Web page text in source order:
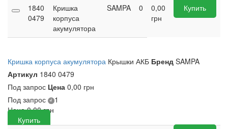
1840
0479
Кришка
корпуса
акумулятора
SAMPA 0
0,00
грн
Купить
Кришка корпуса акумулятора Крышки АКБ Бренд SAMPA
Артикул 1840 0479
Под запрос Цена 0,00 грн
Под запрос
1
Цена 0,00грн
Купить